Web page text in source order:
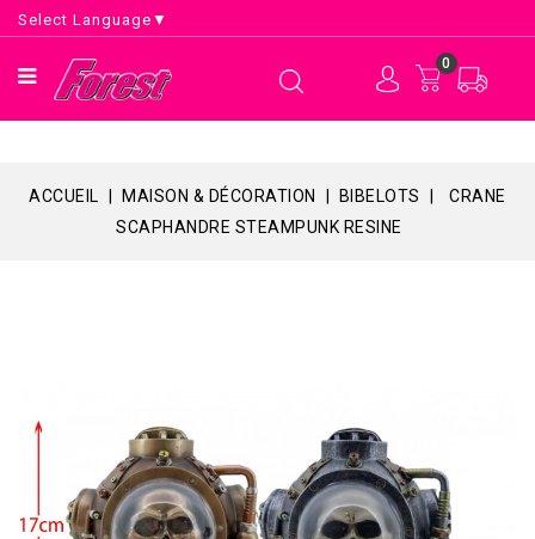
Select Language ▼
0
ACCUEIL MAISON & DÉCORATION BIBELOTS
CRANE
SCAPHANDRE STEAMPUNK RESINE